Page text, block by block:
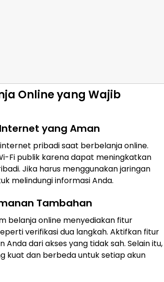
Online yang Wajib
yang Aman
pribadi saat berbelanja online.
Fi publik karena dapat meningkatkan
Jika harus menggunakan jaringan
melindungi informasi Anda.
Tambahan
belanja online menyediakan fitur
verifikasi dua langkah. Aktifkan fitur
Anda dari akses yang tidak sah. Selain itu,
kuat dan berbeda untuk setiap akun